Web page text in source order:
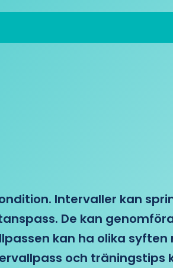
Intervaller kan
De kan
kan ha olika syften
och träningstips